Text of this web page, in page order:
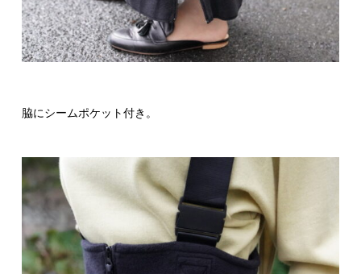
脇にシームポケット付き。